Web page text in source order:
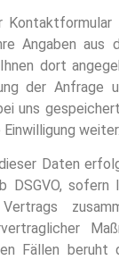
Kontaktformular
Angaben aus
dort
der Anfrage
uns
weiter.
Daten
DSGVO, sofern
Fällen beruht